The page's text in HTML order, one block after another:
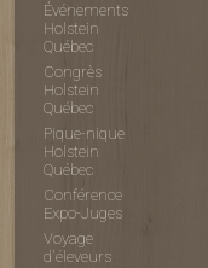
Événements
Holstein
Québec
Congrès
Holstein
Québec
Pique-nique
Holstein
Québec
Conférence
Expo-Juges
Voyage
d'éleveurs